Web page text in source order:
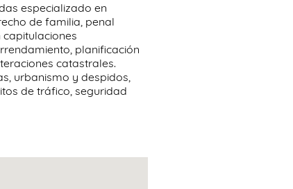
especializado en
de familia, penal
planificación
catastrales.
urbanismo y despidos,
de tráfico, seguridad